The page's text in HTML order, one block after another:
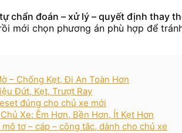
chẩn đoán – xử lý – quyết định thay
mới chọn phương án phù hợp để
– Chống Kẹt, Đi An Toàn Hơn
Đứt, Kẹt, Trượt Ray
đúng cho chủ xe mới
Xe: Êm Hơn, Bền Hơn, Ít Kẹt Hơn
tơ – cáp – công tắc, dành cho chủ xe